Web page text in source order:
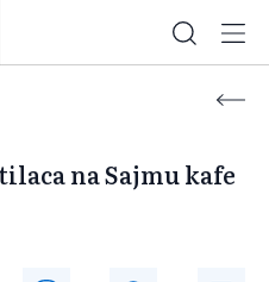
na Sajmu kafe